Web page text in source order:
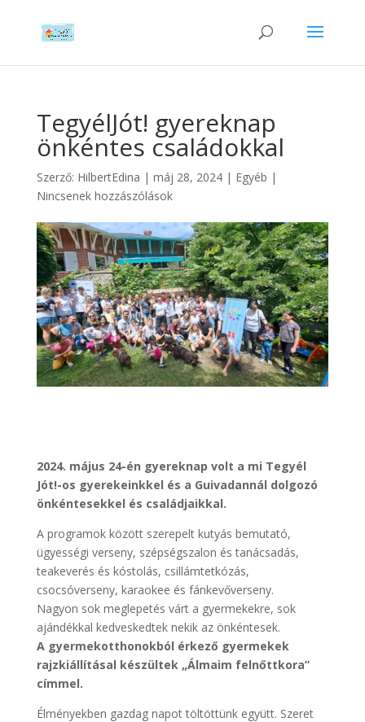
TegyélJót! gyereknap
önkéntes családokkal
Szerző: HilbertEdina | máj 28, 2024| Egyéb |
Nincsenek hozzászólások
2024. május 24-én gyereknap volt a mi Tegyél
Jót!-os gyerekeinkkel és a Guivadannál dolgozó
önkéntesekkel és családjaikkal.
A programok között szerepelt kutyás bemutató,
ügyességi verseny, szépségszalon és tanácsadás,
teakeverés és kóstolás, csillámtetkózás,
csocsóverseny, karaokee és fánkevőverseny.
Nagyon sok meglepetés várt a gyermekekre, sok
ajándékkal kedveskedtek nekik az önkéntesek.
A gyermekotthonokból érkező gyermekek
rajzkiállításal készültek „Álmaim felnőttkora”
címmel.
Élményekben gazdag napot töltöttünk együtt. Szeret